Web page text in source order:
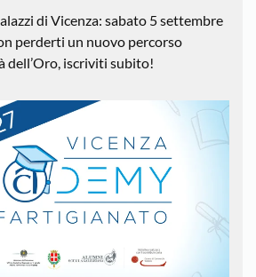
di Vicenza: sabato 5 settembre
perderti un nuovo percorso
dell’Oro, iscriviti subito!